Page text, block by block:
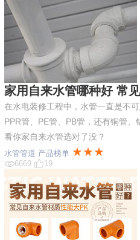
家用自来水管哪种好 常
在水电装修工程中，水管一直是不
PPR管、PE管、PB管，还有铜管
看你家自来水管选对了没？
水管管道 产品榜单 ★★★
6669 19